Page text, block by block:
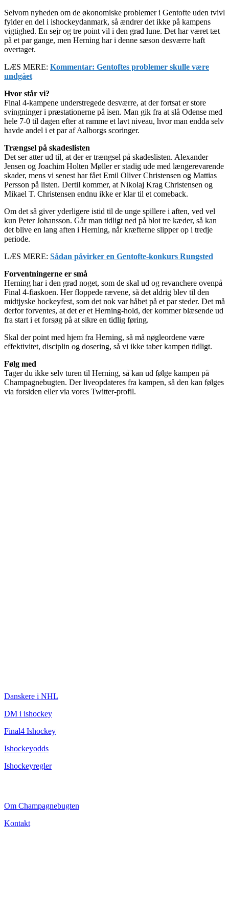
Selvom nyheden om de økonomiske problemer i Gentofte uden tvivl
fylder en del i ishockeydanmark, så ændrer det ikke på kampens
vigtighed. En sejr og tre point vil i den grad lune. Det har været tæt
på et par gange, men Herning har i denne sæson desværre haft
overtaget.
LÆS MERE: Kommentar: Gentoftes problemer skulle være
undgået
Hvor står vi?
Final 4-kampene understregede desværre, at der fortsat er store
svingninger i præstationerne på isen. Man gik fra at slå Odense med
hele 7-0 til dagen efter at ramme et lavt niveau, hvor man endda selv
havde andel i et par af Aalborgs scoringer.
Trængsel på skadeslisten
Det ser atter ud til, at der er trængsel på skadeslisten. Alexander
Jensen og Joachim Holten Møller er stadig ude med længerevarende
skader, mens vi senest har fået Emil Oliver Christensen og Mattias
Persson på listen. Dertil kommer, at Nikolaj Krag Christensen og
Mikael T. Christensen endnu ikke er klar til et comeback.
Om det så giver yderligere istid til de unge spillere i aften, ved vel
kun Peter Johansson. Går man tidligt ned på blot tre kæder, så kan
det blive en lang aften i Herning, når kræfterne slipper op i tredje
periode.
LÆS MERE: Sådan påvirker en Gentofte-konkurs Rungsted
Forventningerne er små
Herning har i den grad noget, som de skal ud og revanchere ovenpå
Final 4-fiaskoen. Her floppede rævene, så det aldrig blev til den
midtjyske hockeyfest, som det nok var håbet på et par steder. Det må
derfor forventes, at det er et Herning-hold, der kommer blæsende ud
fra start i et forsøg på at sikre en tidlig føring.
Skal der point med hjem fra Herning, så må nøgleordene være
effektivitet, disciplin og dosering, så vi ikke taber kampen tidligt.
Følg med
Tager du ikke selv turen til Herning, så kan ud følge kampen på
Champagnebugten. Der liveopdateres fra kampen, så den kan følges
via forsiden eller via vores Twitter-profil.
Danskere i NHL
DM i ishockey
Final4 Ishockey
Ishockeyodds
Ishockeyregler
Om Champagnebugten
Kontakt